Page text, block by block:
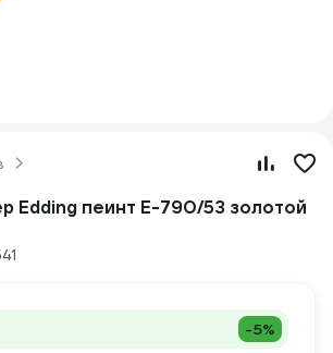
Edding пеинт E-790/53 золотой
-5%